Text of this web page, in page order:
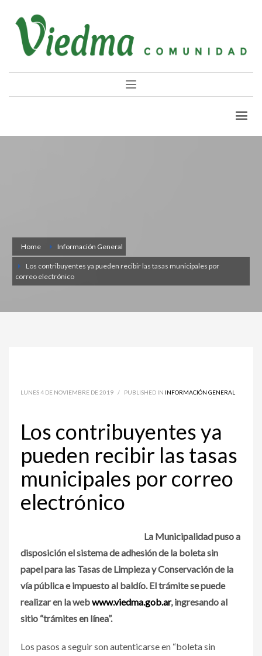
Home Información General
Los contribuyentes ya pueden recibir las tasas municipales por
correo electrónico
LUNES 4 DE NOVIEMBRE DE 2019 / PUBLISHED IN INFORMACIÓN GENERAL
Los contribuyentes ya
pueden recibir las tasas
municipales por correo
electrónico
La Municipalidad puso a
disposición el sistema de adhesión de la boleta sin
papel para las Tasas de Limpieza y Conservación de la
vía pública e impuesto al baldío. El trámite se puede
realizar en la webwww.viedma.gob.ar, ingresando al
sitio “trámites en línea”.
Los pasos a seguir son autenticarse en “boleta sin